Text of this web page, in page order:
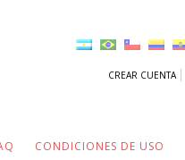
CREAR CUENTA
CONDICIONES DE USO